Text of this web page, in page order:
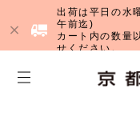
出荷は平日の水
午前迄)
カート内の数量
せください。